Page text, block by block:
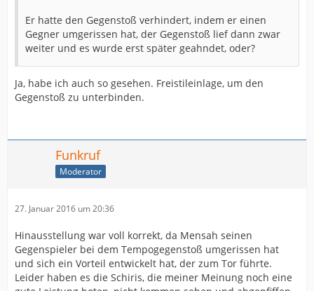
Er hatte den Gegenstoß verhindert, indem er einen
Gegner umgerissen hat, der Gegenstoß lief dann zwar
weiter und es wurde erst später geahndet, oder?
Ja, habe ich auch so gesehen. Freistileinlage, um den
Gegenstoß zu unterbinden.
Funkruf
Moderator
27. Januar 2016 um 20:36
Hinausstellung war voll korrekt, da Mensah seinen
Gegenspieler bei dem Tempogegenstoß umgerissen hat
und sich ein Vorteil entwickelt hat, der zum Tor führte.
Leider haben es die Schiris, die meiner Meinung noch eine